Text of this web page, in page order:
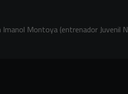
Imanol Montoya (entrenador Juvenil